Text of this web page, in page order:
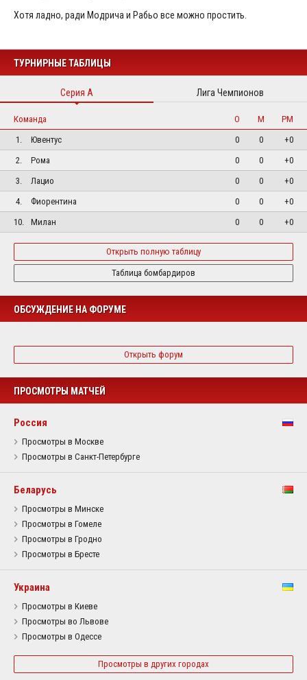
Хотя ладно, ради Модрича и Рабьо все можно простить.
ТУРНИРНЫЕ ТАБЛИЦЫ
Серия А Лига Чемпионов
Команда О М
РМ
1.
Ювентус 0 0
+0
2.
Рома 0 0
+0
3.
Лацио 0 0
+0
4.
Фиорентина 0 0
+0
10.
Милан 0 0 +0
Открыть полную таблицу
Таблица бомбардиров
ОБСУЖДЕНИЕ НА ФОРУМЕ
Открыть форум
ПРОСМОТРЫ МАТЧЕЙ
Россия
Просмотры в Москве
Просмотры в Санкт-Петербурге
Беларусь
Просмотры в Минске
Просмотры в Гомеле
Просмотры в Гродно
Просмотры в Бресте
Украина
Просмотры в Киеве
Просмотры во Львове
Просмотры в Одессе
Просмотры в других городах